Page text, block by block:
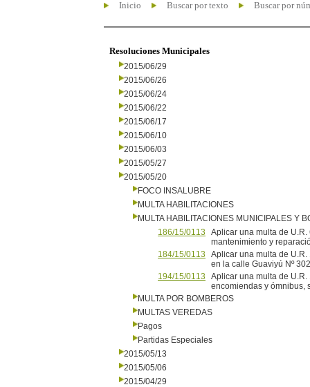
Inicio Buscar por texto Buscar por
Resoluciones Municipales
2015/06/29
2015/06/26
2015/06/24
2015/06/22
2015/06/17
2015/06/10
2015/06/03
2015/05/27
2015/05/20
FOCO INSALUBRE
MULTA HABILITACIONES
MULTA HABILITACIONES MUNICIPALES Y
186/15/0113
Aplicar una multa de
mantenimiento y
184/15/0113
Aplicar una multa de
en la calle Guaviyú Nº
194/15/0113
Aplicar una multa de U.R.
encomiendas y ómnibus,
MULTA POR BOMBEROS
MULTAS VEREDAS
Pagos
Partidas Especiales
2015/05/13
2015/05/06
2015/04/29